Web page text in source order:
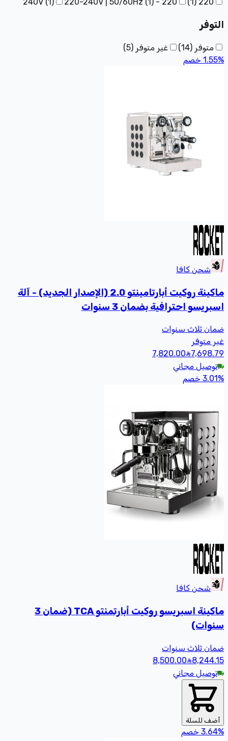
220
(
1
)
220 - 240V
(1 ) 220-240V | 50/60Hz (1 )
التوفر
متوفر (
14
) غير متوفر (
5
)
1.55% خصم
شحن كافا
ماكينة روكيت أبارتامينتو 2.0 (الإصدار الجديد) - آلة
اسبريسو احترافية بضمان 3 سنوات
ضمان ثلاث سنوات
غير متوفر
7,698.79
7,820.00
توصيل مجاني
3.01 % خصم
شحن كافا
ماكينة اسبريسو روكيت أبارتمنتو TCA (ضمان 3
سنوات)
ضمان ثلاث سنوات
8,244.15
8,500.00
توصيل مجاني
أضف للسلة
3.64% خصم